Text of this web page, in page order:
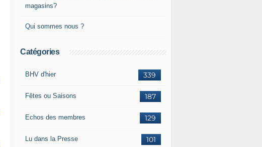
magasins?
Qui sommes nous ?
Catégories
339
BHV d'hier
187
Fêtes ou Saisons
129
Echos des membres
101
Lu dans la Presse